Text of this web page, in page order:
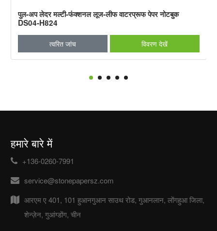
पुल-अप लेदर मल्टी-फंक्शनल लूज-लीफ वाटरप्रूफ पेपर नोटबुक
DS04-H824
त्वरित जांच विवरण देखें
हमारे बारे में
+136-0260-7991
service@stonepapersz.com
आरएम ए 401, 101 हुआनगुआन साउथ रोड, गुआनलान, लोंगहुआ जिला,
शेन्ज़ेन, गुआंग्डोंग, चीन